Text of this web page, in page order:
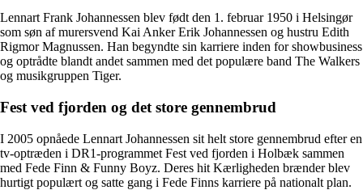
Lennart Frank Johannessen blev født den 1. februar 1950 i Helsingør
som søn af murersvend Kai Anker Erik Johannessen og hustru Edith
Rigmor Magnussen. Han begyndte sin karriere inden for showbusiness
og optrådte blandt andet sammen med det populære band The Walkers
og musikgruppen Tiger.
Fest ved fjorden og det store gennembrud
I 2005 opnåede Lennart Johannessen sit helt store gennembrud efter en
tv-optræden i DR1-programmet Fest ved fjorden i Holbæk sammen
med Fede Finn & Funny Boyz. Deres hit Kærligheden brænder blev
hurtigt populært og satte gang i Fede Finns karriere på nationalt plan.